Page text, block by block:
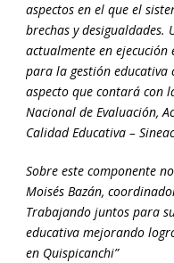
aspectos en el que el
brechas y desigualdades.
actualmente en ejecución
para la gestión educativa
aspecto que contará con
Nacional de Evaluación,
Calidad Educativa –
Sobre este componente
Moisés Bazán,
Trabajando juntos para
educativa mejorando
en Quispicanchi”